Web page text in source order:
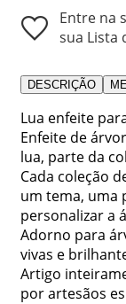
Entre na
sua Lista
DESCRIÇÃO
Lua enfeite
Enfeite de
lua, parte da
Cada coleção
um tema, uma
personalizar a
Adorno para
vivas e
Artigo
por artesãos